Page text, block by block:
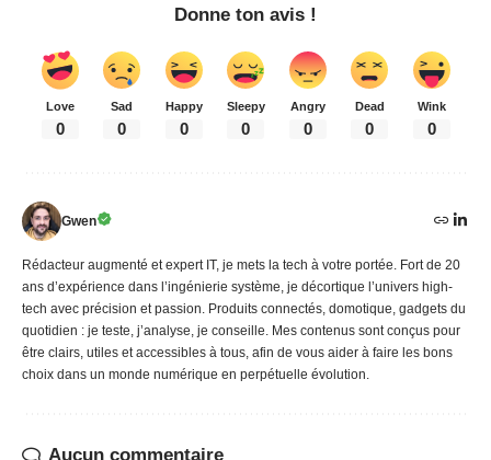
Donne ton avis !
Love
0
Sad
0
Happy
0
Sleepy
0
Angry
0
Dead
0
Wink
0
Gwen
Rédacteur augmenté et expert IT, je mets la tech à votre portée. Fort de 20
ans d’expérience dans l’ingénierie système, je décortique l’univers high-
tech avec précision et passion. Produits connectés, domotique, gadgets du
quotidien : je teste, j’analyse, je conseille. Mes contenus sont conçus pour
être clairs, utiles et accessibles à tous, afin de vous aider à faire les bons
choix dans un monde numérique en perpétuelle évolution.
Aucun commentaire